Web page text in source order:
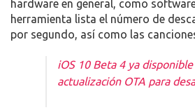
No obstante, la herramienta
desarrollador nos ofrece aún más
curiosos como sorprendentes. Las
refieren a ordenadores Mac o los
Apple Watch
. También hay
beneficios, tanto referidos a la